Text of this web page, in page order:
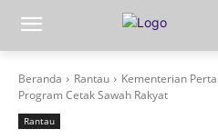
Beranda Rantau
Kementerian
Program Cetak Sawah Rakyat
Rantau